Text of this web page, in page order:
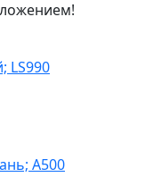
LS990
A500